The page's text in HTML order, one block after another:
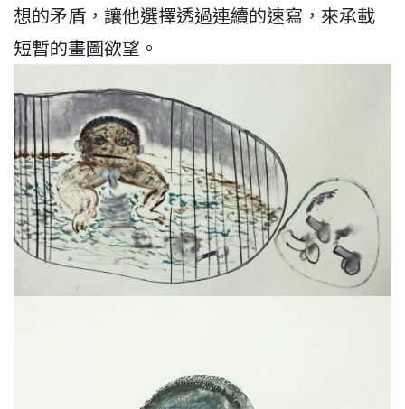
想的矛盾，讓他選擇透過連續的速寫，來承載
短暫的畫圖欲望。